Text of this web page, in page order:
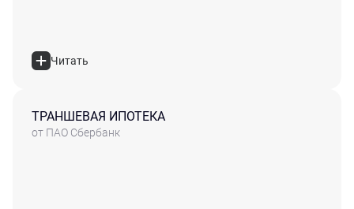
Читать
ТРАНШЕВАЯ ИПОТЕКА
от ПАО Сбербанк